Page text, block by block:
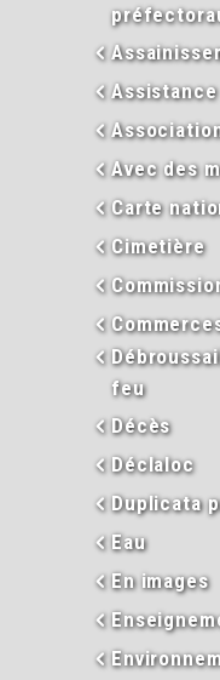
Avec des
Carte
Cimetière
feu
Décès
Déclaloc
Duplicata
Eau
En images